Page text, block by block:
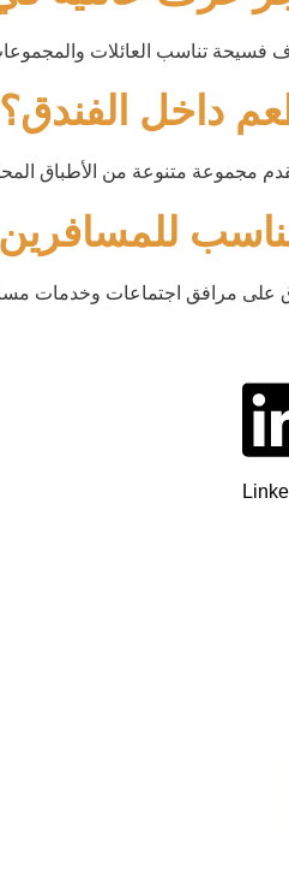
فسيحة تناسب العائلات
داخل الفندق؟
مجموعة متنوعة من الأطباق
على مرافق اجتماعات وخدمات